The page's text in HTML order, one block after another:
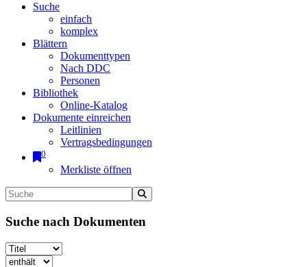
Suche
einfach
komplex
Blättern
Dokumenttypen
Nach DDC
Personen
Bibliothek
Online-Katalog
Dokumente einreichen
Leitlinien
Vertragsbedingungen
0
Merkliste öffnen
Suche nach Dokumenten